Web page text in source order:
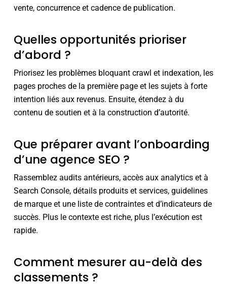
vente, concurrence et cadence de publication.
Quelles opportunités prioriser
d’abord ?
Priorisez les problèmes bloquant crawl et indexation, les
pages proches de la première page et les sujets à forte
intention liés aux revenus. Ensuite, étendez à du
contenu de soutien et à la construction d’autorité.
Que préparer avant l’onboarding
d’une agence SEO ?
Rassemblez audits antérieurs, accès aux analytics et à
Search Console, détails produits et services, guidelines
de marque et une liste de contraintes et d’indicateurs de
succès. Plus le contexte est riche, plus l’exécution est
rapide.
Comment mesurer au-delà des
classements ?